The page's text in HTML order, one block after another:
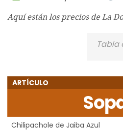
Aquí están los precios de La
Tabla
ARTÍCULO
Chilipachole de Jaiba Azul